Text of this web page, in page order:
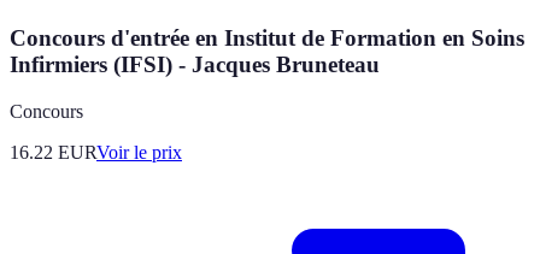
Concours d'entrée en Institut de Formation en Soins
Infirmiers (IFSI) - Jacques Bruneteau
Concours
16.22 EURVoir le prix